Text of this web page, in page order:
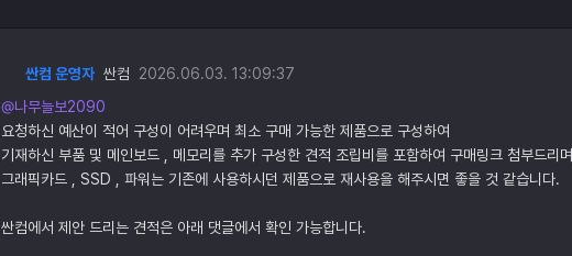
싼컴 운영자 싼컴 2026.06.03. 13:09:37
@나무늘보2090
요청하신 예산이 적어 구성이 어려우며 최소 구매 가능한 제품으로 구성하여
기재하신 부품 및 메인보드 , 메모리를 추가 구성한 견적 조립비를 포함하여 구매링크 첨부드리며
그래픽카드 , SSD , 파워는 기존에 사용하시던 제품으로 재사용을 해주시면 좋을 것 같습니다.
싼컴에서 제안 드리는 견적은 아래 댓글에서 확인 가능합니다.